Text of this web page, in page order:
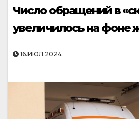
Число обращений в
увеличилось на фоне
16.ИЮЛ.2024